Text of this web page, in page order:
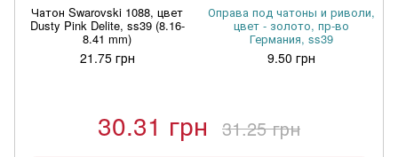
Чатон Swarovski 1088, цвет
Dusty Pink Delite, ss39 (8.16-
8.41 mm)
21.75 грн
Оправа под чатоны и риволи,
цвет - золото, пр-во
Германия, ss39
9.50 грн
30.31 грн 31.25 грн